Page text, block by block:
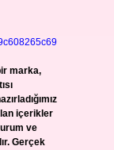
marka,
içerikler
ve
Gerçek